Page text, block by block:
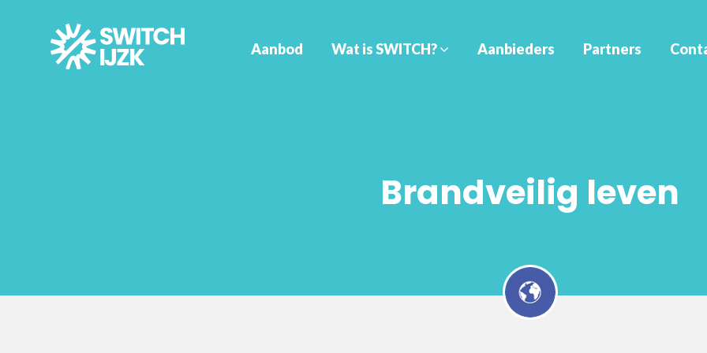
Aanbod Wat is SWITCH? Aanbieders Partners
Brandveilig leven